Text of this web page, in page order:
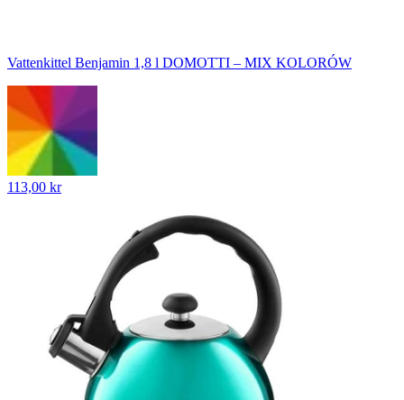
Vattenkittel Benjamin 1,8 l DOMOTTI – MIX KOLORÓW
113,00 kr